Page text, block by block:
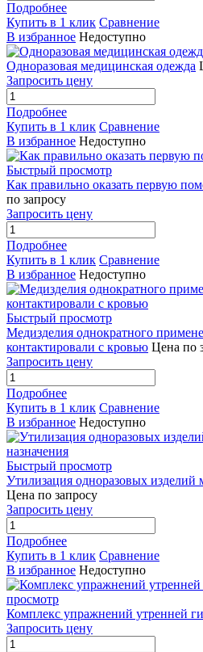
Подробнее
Купить в 1 клик Сравнение
В избранное Недоступно
Одноразовая медицинская одежда
Запросить цену
Подробнее
Купить в 1 клик Сравнение
В избранное Недоступно
Быстрый просмотр
Как правильно оказать первую
по запросу
Запросить цену
Подробнее
Купить в 1 клик Сравнение
В избранное Недоступно
Быстрый просмотр
Медизделия однократного
контактировали с кровью Цена по
Запросить цену
Подробнее
Купить в 1 клик Сравнение
В избранное Недоступно
Быстрый просмотр
Утилизация одноразовых изделий
Цена по запросу
Запросить цену
Подробнее
Купить в 1 клик Сравнение
В избранное Недоступно
просмотр
Комплекс упражнений утренней
Запросить цену